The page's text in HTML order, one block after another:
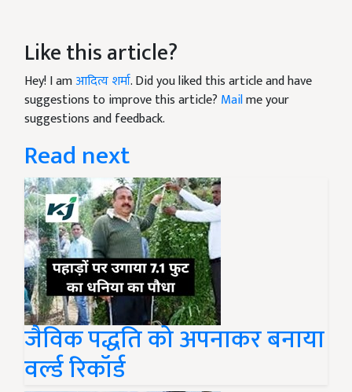
Like this article?
Hey! I amआदित्य शर्मा. Did you liked this article and have
suggestions to improve this article? Mailme your
suggestions and feedback.
Read next
जैविक पद्धति को अपनाकर बनाया
वर्ल्ड रिकॉर्ड